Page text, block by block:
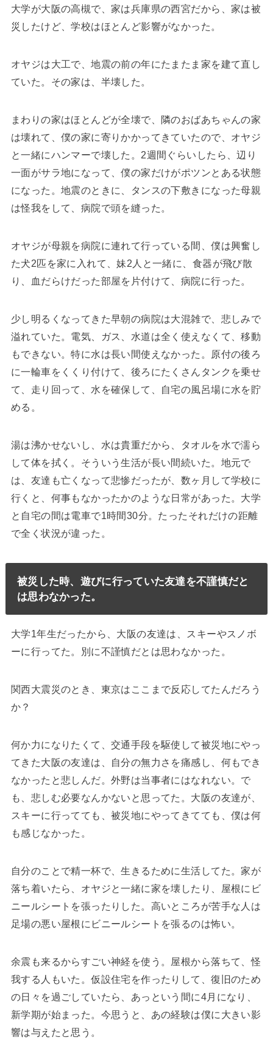
大学が大阪の高槻で、家は兵庫県の西宮だから、家は被
災したけど、学校はほとんど影響がなかった。
オヤジは大工で、地震の前の年にたまたま家を建て直し
ていた。その家は、半壊した。
まわりの家はほとんどが全壊で、隣のおばあちゃんの家
は壊れて、僕の家に寄りかかってきていたので、オヤジ
と一緒にハンマーで壊した。2週間ぐらいしたら、辺り
一面がサラ地になって、僕の家だけがポツンとある状態
になった。地震のときに、タンスの下敷きになった母親
は怪我をして、病院で頭を縫った。
オヤジが母親を病院に連れて行っている間、僕は興奮し
た犬2匹を家に入れて、妹2人と一緒に、食器が飛び散
り、血だらけだった部屋を片付けて、病院に行った。
少し明るくなってきた早朝の病院は大混雑で、悲しみで
溢れていた。電気、ガス、水道は全く使えなくて、移動
もできない。特に水は長い間使えなかった。原付の後ろ
に一輪車をくくり付けて、後ろにたくさんタンクを乗せ
て、走り回って、水を確保して、自宅の風呂場に水を貯
める。
湯は沸かせないし、水は貴重だから、タオルを水で濡ら
して体を拭く。そういう生活が長い間続いた。地元で
は、友達も亡くなって悲惨だったが、数ヶ月して学校に
行くと、何事もなかったかのような日常があった。大学
と自宅の間は電車で1時間30分。たったそれだけの距離
で全く状況が違った。
被災した時、遊びに行っていた友達を不謹慎だと
は思わなかった。
大学1年生だったから、大阪の友達は、スキーやスノボ
ーに行ってた。別に不謹慎だとは思わなかった。
関西大震災のとき、東京はここまで反応してたんだろう
か？
何か力になりたくて、交通手段を駆使して被災地にやっ
てきた大阪の友達は、自分の無力さを痛感し、何もでき
なかったと悲しんだ。外野は当事者にはなれない。で
も、悲しむ必要なんかないと思ってた。大阪の友達が、
スキーに行ってても、被災地にやってきてても、僕は何
も感じなかった。
自分のことで精一杯で、生きるために生活してた。家が
落ち着いたら、オヤジと一緒に家を壊したり、屋根にビ
ニールシートを張ったりした。高いところが苦手な人は
足場の悪い屋根にビニールシートを張るのは怖い。
余震も来るからすごい神経を使う。屋根から落ちて、怪
我する人もいた。仮設住宅を作ったりして、復旧のため
の日々を過ごしていたら、あっという間に4月になり、
新学期が始まった。今思うと、あの経験は僕に大きい影
響は与えたと思う。